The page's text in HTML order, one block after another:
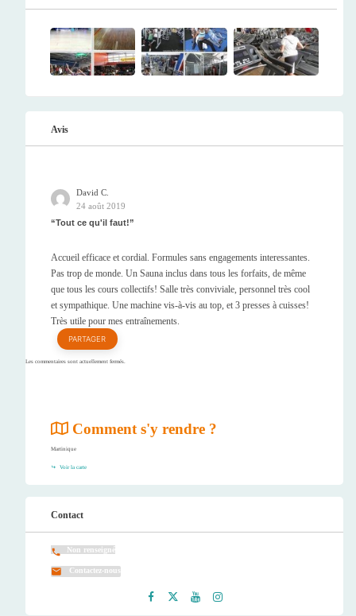
Avis
David C.
24 août 2019
Tout ce qu'il faut!
Accueil efficace et cordial. Formules sans engagements interessantes.
Pas trop de monde. Un Sauna inclus dans tous les forfaits, de même
que tous les cours collectifs! Salle très conviviale, personnel très cool
et sympathique. Une machine vis-à-vis au top, et 3 presses à cuisses!
Très utile pour mes entraînements.
PARTAGER
Les commentaires sont actuellement fermés.
Comment s'y rendre ?
Martinique
Voir la carte
Contact
Non renseigné
Contactez-nous